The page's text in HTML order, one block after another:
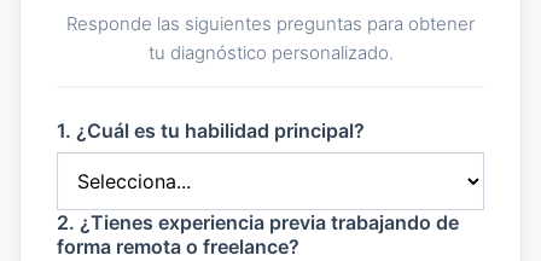
Responde las siguientes preguntas para obtener
tu diagnóstico personalizado.
1. ¿Cuál es tu habilidad principal?
2. ¿Tienes experiencia previa trabajando de
forma remota o freelance?